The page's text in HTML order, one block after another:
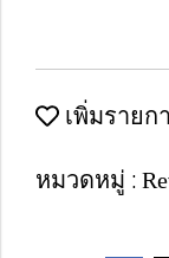
เพิ่มรายก
หมวดหมู่ :